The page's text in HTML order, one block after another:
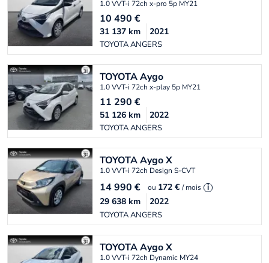
1.0 VVT-i 72ch x-pro 5p MY21
10 490 €
TOYOTA ANGERS
31 137 km 2021
TOYOTAAygo
1.0 VVT-i 72ch x-play 5p MY21
11 290 €
TOYOTA ANGERS
51 126 km 2022
TOYOTAAygo X
1.0 VVT-i 72ch Design S-CVT
14 990 € ou 172 € / mois i
TOYOTA ANGERS
29 638 km 2022
TOYOTAAygo X
1.0 VVT-i 72ch Dynamic MY24